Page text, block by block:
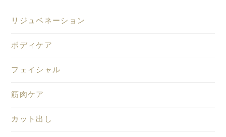
リジュベネーション
ボディケア
フェイシャル
筋肉ケア
カット出し